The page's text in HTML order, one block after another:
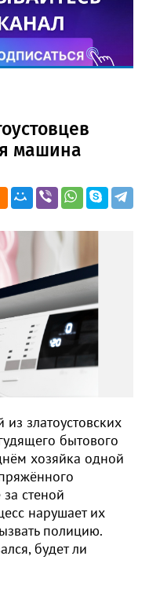
машина
златоустовских
бытового
хозяйка одной
стеной
нарушает их
полицию.
будет ли